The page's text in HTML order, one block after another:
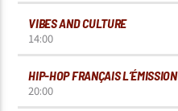
VIBES AND CULTURE
14:00
HIP-HOP FRANÇAIS L’ÉMISSION
20:00